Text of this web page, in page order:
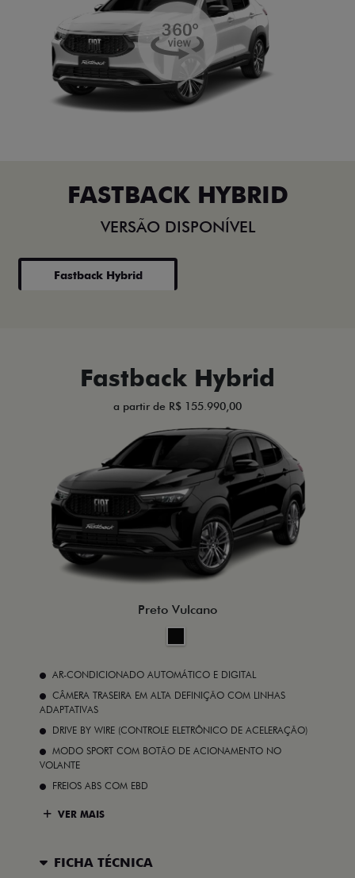
FASTBACK HYBRID
VERSÃO DISPONÍVEL
Fastback Hybrid
Fastback Hybrid
a partir de R$ 155.990,00
Preto Vulcano
AR-CONDICIONADO AUTOMÁTICO E DIGITAL
CÂMERA TRASEIRA EM ALTA DEFINIÇÃO COM LINHAS
ADAPTATIVAS
DRIVE BY WIRE (CONTROLE ELETRÔNICO DE ACELERAÇÃO)
MODO SPORT COM BOTÃO DE ACIONAMENTO NO
VOLANTE
FREIOS ABS COM EBD
VER MAIS
FICHA TÉCNICA